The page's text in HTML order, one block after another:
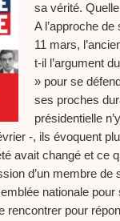
sa vérité.
A l’approche
11 mars,
t-il l’argument
» pour se
ses proches
présidentielle
-, ils évoquent
avait changé et ce
d’un membre
nationale
rencontrer pour